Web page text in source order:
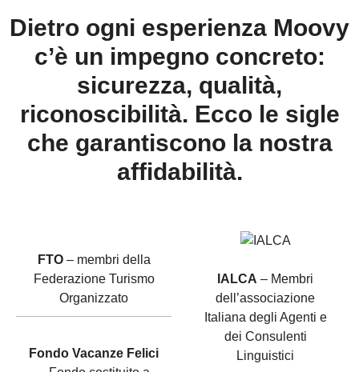
Dietro ogni esperienza Moovy
c’è un impegno concreto:
sicurezza, qualità,
riconoscibilità. Ecco le sigle
che garantiscono la nostra
affidabilità.
FTO– membri della
Federazione Turismo
Organizzato
Fondo Vacanze Felici
IALCA – Membri
dell’associazione
Italiana degli Agenti e
dei Consulenti
Linguistici